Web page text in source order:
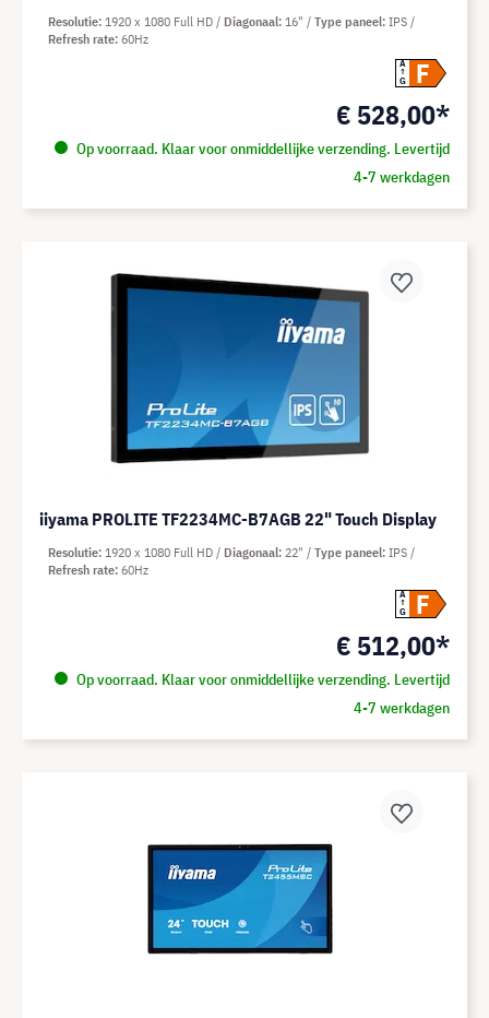
A
G
F
€ 528,00*
Op voorraad. Klaar voor onmiddellijke verzending. Levertijd
4-7 werkdagen
Resolutie 1920 x 1080 Full HD Diagonaal 16" Type paneel IPS
Refresh rate 60Hz
iiyama PROLITE TF2234MC-B7AGB 22" Touch Display
A
G
F
€ 512,00*
Op voorraad. Klaar voor onmiddellijke verzending. Levertijd
4-7 werkdagen
Resolutie 1920 x 1080 Full HD Diagonaal 22" Type paneel IPS
Refresh rate 60Hz